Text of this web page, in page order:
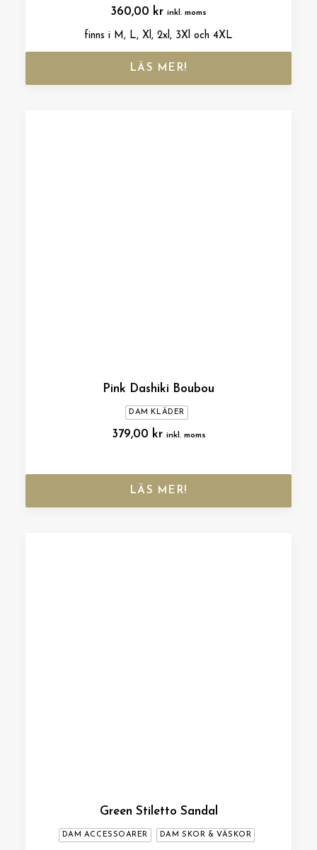
360,00 kr inkl. moms
finns i M, L, Xl, 2xl, 3Xl och 4XL
LÄS MER!
Pink Dashiki Boubou
DAM KLÄDER
379,00 kr inkl. moms
LÄS MER!
Green Stiletto Sandal
DAM ACCESSOARER DAM SKOR & VÄSKOR